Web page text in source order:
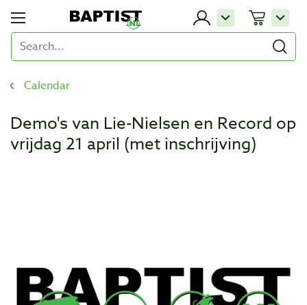
Calendar
Demo's van Lie-Nielsen en Record op
vrijdag 21 april (met inschrijving)